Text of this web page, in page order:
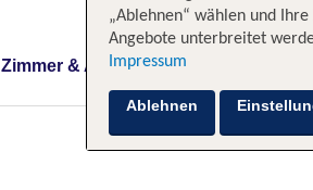
Zimmer & Angebote
„Ablehnen“ wählen und
Angebote unterbreitet
Impressum
Ablehnen